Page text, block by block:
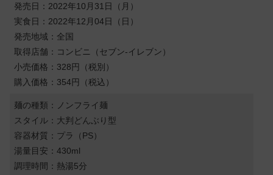
発売日：2022年10月31日（月）
実食日：2022年12月04日（日）
発売地域：全国
取得店舗：コンビニ（セブン-イレブン）
小売価格：328円（税別）
購入価格：354円（税込）
麺の種類：ノンフライ麺
スタイル：大判どんぶり型
容器材質：プラ（PS）
湯量目安：430ml
調理時間：熱湯5分